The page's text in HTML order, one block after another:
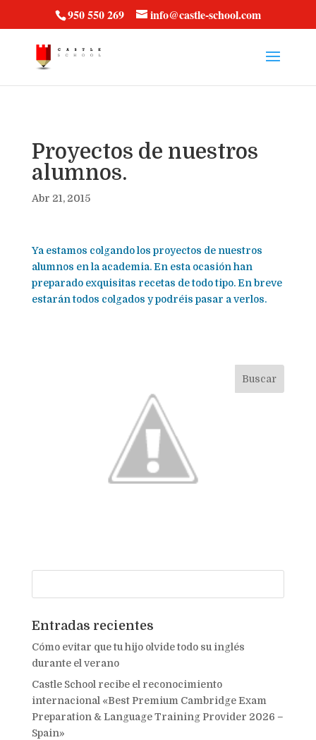
950 550 269 info@castle-school.com
Proyectos de nuestros
alumnos.
Abr 21, 2015
Ya estamos colgando los proyectos de nuestros
alumnos en la academia. En esta ocasión han
preparado exquisitas recetas de todo tipo. En breve
estarán todos colgados y podréis pasar a verlos.
Entradas recientes
Cómo evitar que tu hijo olvide todo su inglés
durante el verano
Castle School recibe el reconocimiento
internacional «Best Premium Cambridge Exam
Preparation & Language Training Provider 2026 –
Spain»